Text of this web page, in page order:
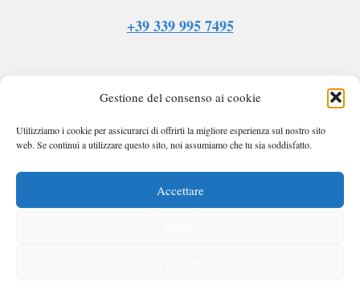
Gestione del consenso ai cookie
Utilizziamo i cookie per assicurarci di offrirti la migliore esperienza sul nostro sito
web. Se continui a utilizzare questo sito, noi assumiamo che tu sia soddisfatto.
Accettare
+39 339 995 7495
Services LLC Associates Program, un
programma pubblicitario affiliato progettato per